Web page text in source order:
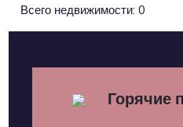
Всего недвижимости: 0
Горячие